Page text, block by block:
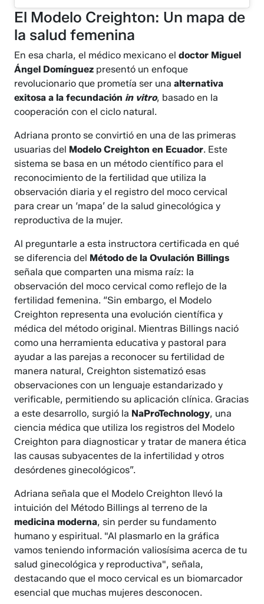
El Modelo Creighton: Un mapa de
la salud femenina
En esa charla, el médico mexicano eldoctor Miguel
Ángel Domínguez presentó un enfoque
revolucionario que prometía ser unaalternativa
exitosa a la fecundación in vitro, basado en la
cooperación con el ciclo natural.
Adriana pronto se convirtió en una de las primeras
usuarias del Modelo Creighton en Ecuador. Este
sistema se basa en un método científico para el
reconocimiento de la fertilidad que utiliza la
observación diaria y el registro del moco cervical
para crear un ‘mapa’ de la salud ginecológica y
reproductiva de la mujer.
Al preguntarle a esta instructora certificada en qué
se diferencia del Método de la Ovulación Billings
señala que comparten una misma raíz: la
observación del moco cervical como reflejo de la
fertilidad femenina. “Sin embargo, el Modelo
Creighton representa una evolución científica y
médica del método original. Mientras Billings nació
como una herramienta educativa y pastoral para
ayudar a las parejas a reconocer su fertilidad de
manera natural, Creighton sistematizó esas
observaciones con un lenguaje estandarizado y
verificable, permitiendo su aplicación clínica. Gracias
a este desarrollo, surgió la NaProTechnology, una
ciencia médica que utiliza los registros del Modelo
Creighton para diagnosticar y tratar de manera ética
las causas subyacentes de la infertilidad y otros
desórdenes ginecológicos”.
Adriana señala que el Modelo Creighton llevó la
intuición del Método Billings al terreno de la
medicina moderna, sin perder su fundamento
humano y espiritual. "Al plasmarlo en la gráfica
vamos teniendo información valiosísima acerca de tu
salud ginecológica y reproductiva", señala,
destacando que el moco cervical es un biomarcador
esencial que muchas mujeres desconocen.